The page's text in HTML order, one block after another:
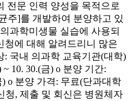
전문 인력 양성을 목적으로
주]를 개발하여 분양하고 있
과학미생물 실습에 사용되
청에 대해 알려드리니 많은
: 국내 의과학 교육기관(대학)
10. 30.(금) o 분양 기간:
) o 분양 가격: 무료(단과대학
청, 제출 및 회신은 병원체자